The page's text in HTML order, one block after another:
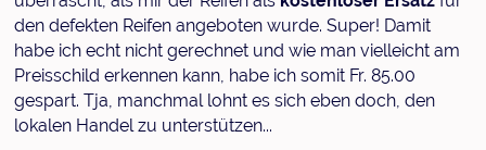
den defekten Reifen angeboten wurde. Super! Damit
habe ich echt nicht gerechnet und wie man vielleicht am
Preisschild erkennen kann, habe ich somit Fr. 85.00
gespart. Tja, manchmal lohnt es sich eben doch, den
lokalen Handel zu unterstützen...